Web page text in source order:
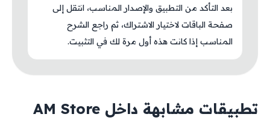
بعد التأكد من التطبيق والإصدار المناسب، انتقل إلى
صفحة الباقات لاختيار الاشتراك، ثم راجع الشرح
المناسب إذا كانت هذه أول مرة لك في التثبيت.
تطبيقات مشابهة داخل AM Store